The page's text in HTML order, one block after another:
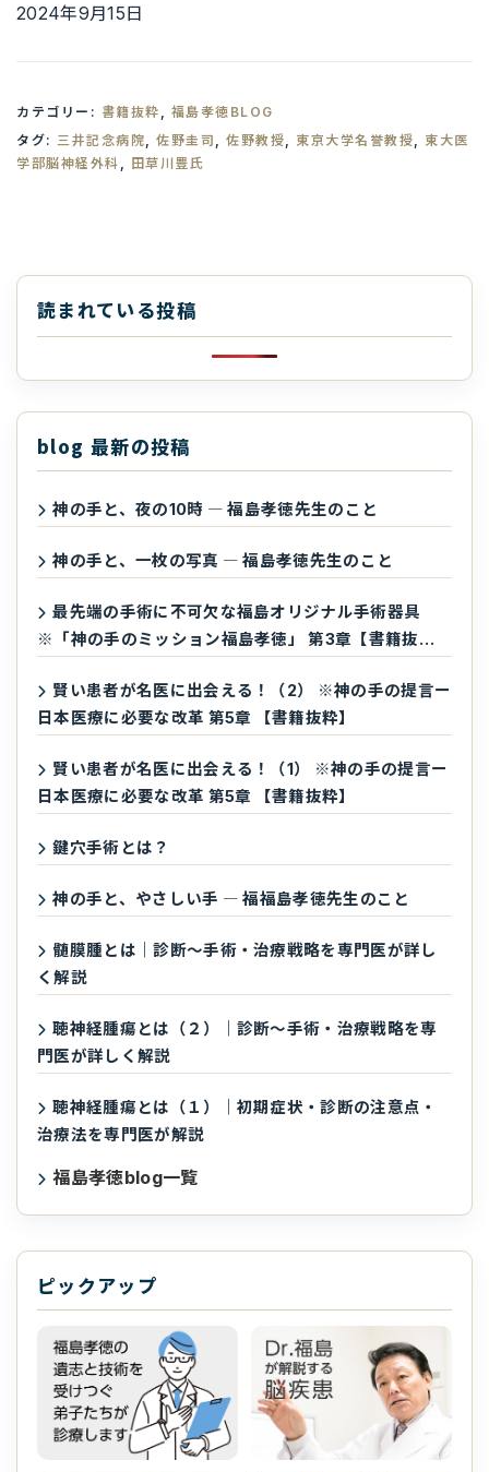
2024年9月15日
カテゴリー: 書籍抜粋
福島孝徳BLOG
タグ: 三井記念病院 佐野圭司 佐野教授 東京大学名誉教授
東大医
学部脳神経外科
田草川豊氏
読まれている投稿
blog 最新の投稿
神の手と、夜の10時 ― 福島孝徳先生のこと
神の手と、一枚の写真 ― 福島孝徳先生のこと
最先端の手術に不可欠な福島オリジナル手術器具
※「神の手のミッション福島孝徳」 第3章【書籍抜
賢い患者が名医に出会える！（2） ※神の手の提言ー
日本医療に必要な改革 第5章 【書籍抜粋】
賢い患者が名医に出会える！（1） ※神の手の提言ー
日本医療に必要な改革 第5章 【書籍抜粋】
鍵穴手術とは？
神の手と、やさしい手 ― 福福島孝徳先生のこと
髄膜腫とは｜診断〜手術・治療戦略を専門医が詳し
く解説
聴神経腫瘍とは（２）｜診断〜手術・治療戦略を専
門医が詳しく解説
聴神経腫瘍とは（１）｜初期症状・診断の注意点・
治療法を専門医が解説
福島孝徳blog一覧
ピックアップ